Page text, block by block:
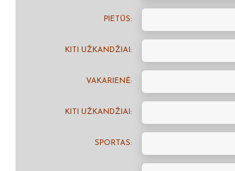
PIETŪS:
KITI UŽKANDŽIAI:
VAKARIENĖ:
KITI UŽKANDŽIAI:
SPORTAS: